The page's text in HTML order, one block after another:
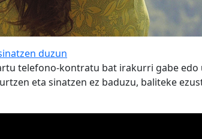
duzun
telefono-kontratu bat irakurri gabe
eta sinatzen ez baduzu, baliteke